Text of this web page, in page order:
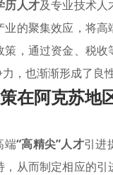
历人才及专业技术人
的聚集效应，将
，通过资金、税
，也渐渐形成了良
在阿克苏地
端“高精尖”人才引进
从而制定相应的